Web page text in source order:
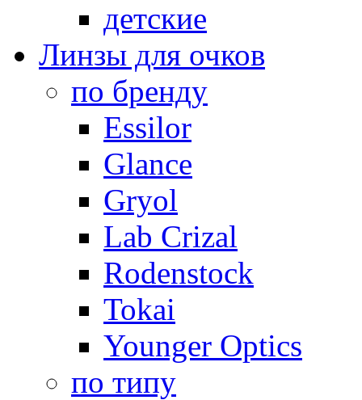
детские
Линзы для очков
по бренду
Essilor
Glance
Gryol
Lab Crizal
Rodenstock
Tokai
Younger Optics
по типу